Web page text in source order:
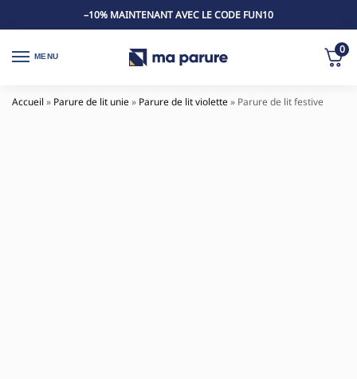
–10% MAINTENANT AVEC LE CODE FUN10
MENU
0
Accueil » Parure de lit unie» Parure de lit violette» Parure de lit festive